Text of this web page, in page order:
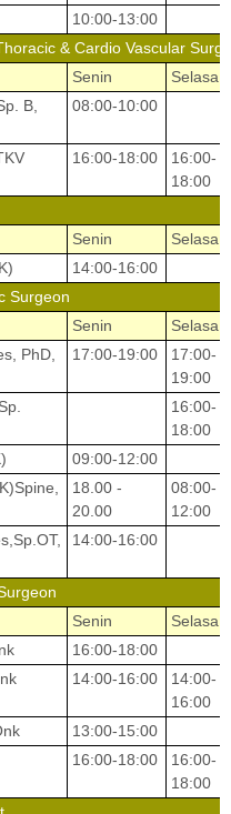
10:00-13:00
& Cardio Vascular
Senin
Selasa
B,
08:00-10:00
16:00-18:00
16:00-
18:00
Senin
Selasa
14:00-16:00
Surgeon
Senin
Selasa
PhD,
17:00-19:00
17:00-
19:00
16:00-
18:00
09:00-12:00
18.00 -
20.00
08:00-
12:00
14:00-16:00
Senin
Selasa
16:00-18:00
14:00-16:00
14:00-
16:00
13:00-15:00
16:00-18:00
16:00-
18:00